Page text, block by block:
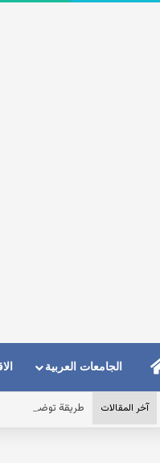
الرئيسيةالجامعات العربية
آخر المقالات طريقة توضيح